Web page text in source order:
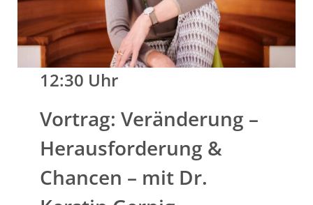
12:30 Uhr
Vortrag: Veränderung –
Herausforderung &
Chancen – mit Dr.